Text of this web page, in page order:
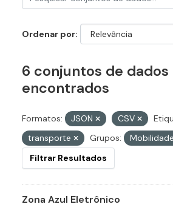
Ordenar por
6 conjuntos de dados
encontrados
Formatos: JSON CSV
transporte
Grupos:
Mobilidade
Filtrar Resultados
Zona Azul Eletrônico